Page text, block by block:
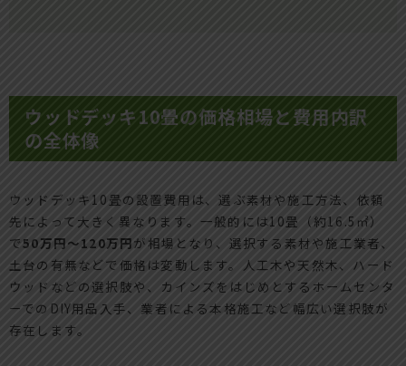
ウッドデッキ10畳の価格相場と費用内訳
の全体像
ウッドデッキ10畳の設置費用は、選ぶ素材や施工方法、依頼
先によって大きく異なります。一般的には10畳（約16.5㎡）
で50万円～120万円が相場となり、選択する素材や施工業者、
土台の有無などで価格は変動します。人工木や天然木、ハード
ウッドなどの選択肢や、カインズをはじめとするホームセンタ
ーでのDIY用品入手、業者による本格施工など幅広い選択肢が
存在します。